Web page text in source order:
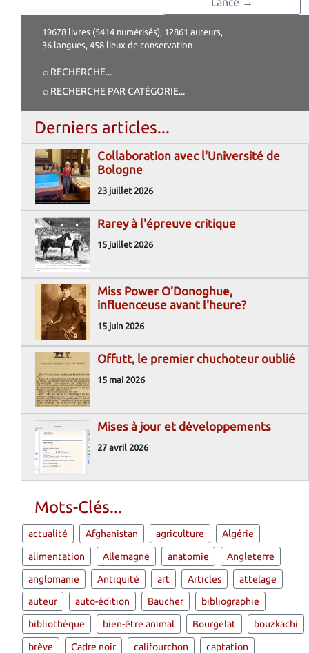
19678 livres (5414 numérisés), 12861 auteurs,
36 langues, 458 lieux de conservation
⌕ RECHERCHE...
⌕ RECHERCHE PAR CATÉGORIE...
Derniers articles...
Collaboration avec l'Université de
Bologne
23 juillet 2026
Rarey à l'épreuve critique
15 juillet 2026
Miss Power O’Donoghue,
influenceuse avant l'heure?
15 juin 2026
Offutt, le premier chuchoteur oublié
15 mai 2026
Mises à jour et développements
27 avril 2026
Mots-Clés...
actualité Afghanistan agriculture Algérie
alimentation Allemagne anatomie Angleterre
anglomanie Antiquité art Articles attelage
auteur auto-édition Baucher bibliographie
bibliothèque bien-être animal Bourgelat bouzkachi
brève Cadre noir califourchon captation